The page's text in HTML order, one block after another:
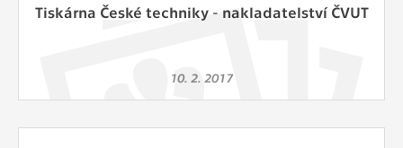
Tiskárna České techniky - nakladatelství ČVUT
10. 2. 2017